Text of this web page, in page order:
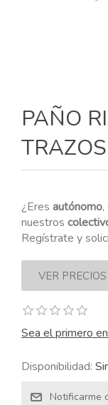
PAÑO
¿Eres autónomo,
nuestros
Regístrate y
Sea el primero
Disponibilidad: